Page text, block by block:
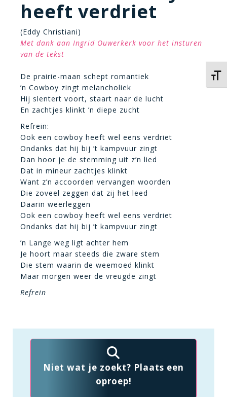
heeft verdriet
(Eddy Christiani)
Met dank aan Ingrid Ouwerkerk voor het insturen
van de tekst
De prairie-maan schept romantiek
’n Cowboy zingt melancholiek
Hij slentert voort, staart naar de lucht
En zachtjes klinkt ’n diepe zucht
Refrein:
Ook een cowboy heeft wel eens verdriet
Ondanks dat hij bij ’t kampvuur zingt
Dan hoor je de stemming uit z’n lied
Dat in mineur zachtjes klinkt
Want z’n accoorden vervangen woorden
Die zoveel zeggen dat zij het leed
Daarin weerleggen
Ook een cowboy heeft wel eens verdriet
Ondanks dat hij bij ’t kampvuur zingt
’n Lange weg ligt achter hem
Je hoort maar steeds die zware stem
Die stem waarin de weemoed klinkt
Maar morgen weer de vreugde zingt
Refrein
Niet wat je zoekt? Plaats een
oproep!